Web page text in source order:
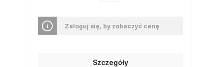
Zaloguj się, by zobaczyć cenę
Szczegóły